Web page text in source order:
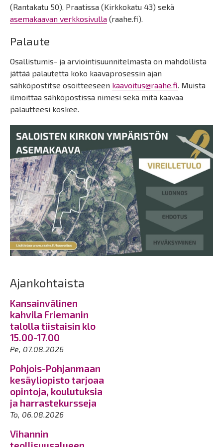
(Rantakatu 50), Praatissa (Kirkkokatu 43) sekä
asemakaavan verkkosivulla (raahe.fi).
Palaute
Osallistumis- ja arviointisuunnitelmasta on mahdollista
jättää palautetta koko kaavaprosessin ajan
sähköpostitse osoitteeseen kaavoitus@raahe.fi. Muista
ilmoittaa sähköpostissa nimesi sekä mitä kaavaa
palautteesi koskee.
Ajankohtaista
Kansainvälinen
kahvila Friemanin
talolla tiistaisin klo
15.00-17.00
Pe, 07.08.2026
Pohjois-Pohjanmaan
kesäyliopisto tarjoaa
opintoja, koulutuksia
ja harrastekursseja
To, 06.08.2026
Vihannin